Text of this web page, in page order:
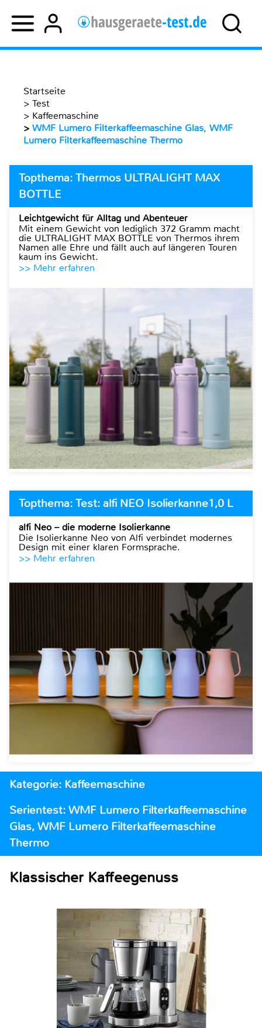
Startseite
> Test
> Kaffeemaschine
> WMF Lumero Filterkaffeemaschine Glas, WMF
Lumero Filterkaffeemaschine Thermo
Topthema: Thermos ULTRALIGHT MAX
BOTTLE
Leichtgewicht für Alltag und Abenteuer
Mit einem Gewicht von lediglich 372 Gramm macht
die ULTRALIGHT MAX BOTTLE von Thermos ihrem
Namen alle Ehre und fällt auch auf längeren Touren
kaum ins Gewicht.
>> Mehr erfahren
Topthema: Test: alfi NEO Isolierkanne1,0 L
alfi Neo – die moderne Isolierkanne
Die Isolierkanne Neo von Alfi verbindet modernes
Design mit einer klaren Formsprache.
>> Mehr erfahren
Kategorie: Kaffeemaschine
Serientest: WMF Lumero Filterkaffeemaschine
Glas, WMF Lumero Filterkaffeemaschine
Thermo
Klassischer Kaffeegenuss